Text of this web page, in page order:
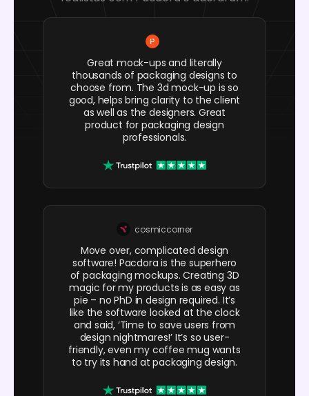
Great mock-ups and literally
thousands of packaging designs to
choose from. The 3d mock-up is so
good, helps bring clarity to the client
as well as the designers. Great
product for packaging design
professionals.
cosmiccorner
Move over, complicated design
software! Pacdora is the superhero
of packaging mockups. Creating 3D
magic for my products is as easy as
pie – no PhD in design required. It’s
like the software looked at the clock
and said, ‘Time to save users from
design nightmares!’ It’s so user-
friendly, even my coffee mug wants
to try its hand at packaging design.